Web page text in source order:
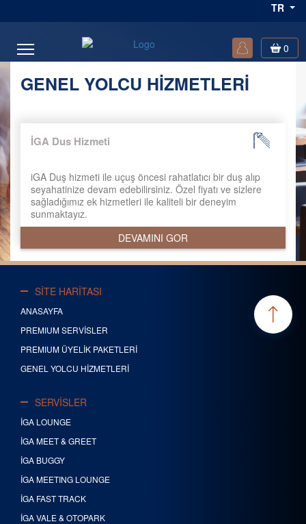
TR
0
GENEL YOLCU HİZMETLERİ
İGA Dus Hizmeti
iGA Duş hizmeti ile uçuş öncesi rahatlatıcı bir duş alıp
seyahatinize devam edebilirsiniz. Özel fiyatı ve sizlere
sağladığımız ek hizmetleri ile kaliteli bir deneyim
sunmaktayız.
DEVAMINI GOR
SİTE HARİTASI
ANASAYFA
PREMIUM SERVİSLER
PREMIUM ÜYELİK PAKETLERİ
GENEL YOLCU HİZMETLERİ
SERVİSLER
İGA LOUNGE
İGA MEET & GREET
İGA BUGGY
İGA MEETING LOUNGE
İGA FAST TRACK
İGA VALE & OTOPARK